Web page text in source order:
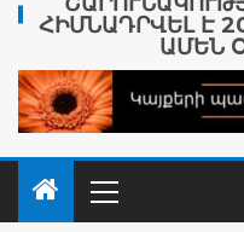
ՀԻՄՆԱԴՐՎԵԼ Է
ԱՄԵՆ